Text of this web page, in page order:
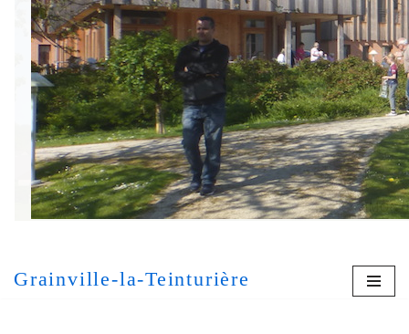
Aller
contenu
Grainville-la-Teinturière